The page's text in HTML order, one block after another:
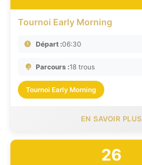
Tournoi Early Morning
Départ :06:30
Parcours :18 trous
Tournoi Early Morning
EN SAVOIR PLUS
26